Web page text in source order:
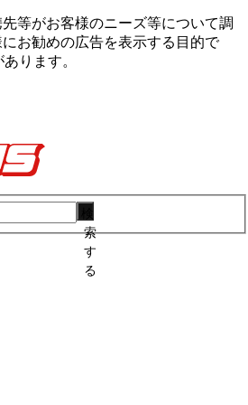
等がお客様のニーズ等について調
お勧めの広告を表⽰する⽬的で
ります。
索
す
る